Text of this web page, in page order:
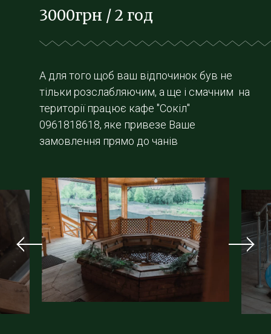
3000грн / 2 год
А для того щоб ваш відпочинок був не
тільки розслабляючим, а ще і смачним на
території працює кафе "Сокіл"
0961818618, яке привезе Ваше
замовлення прямо до чанів